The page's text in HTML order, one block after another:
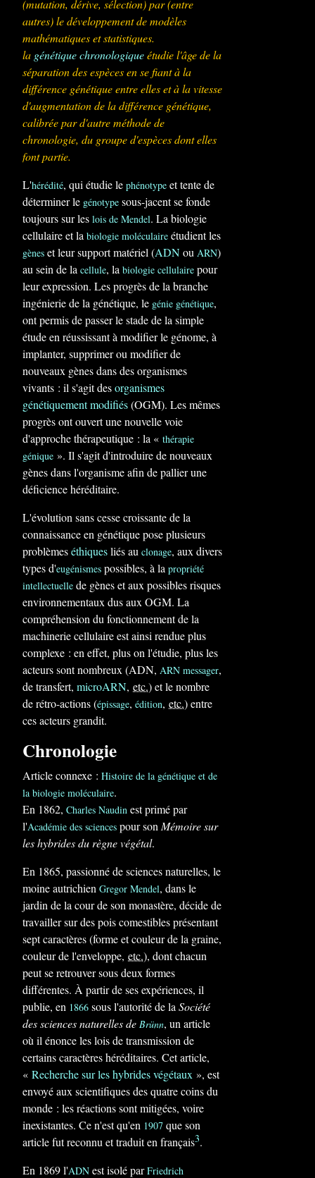
(mutation, dérive, sélection) par (entre
autres) le développement de modèles
mathématiques et statistiques.
la génétique chronologiqueétudie l'âge de la
séparation des espèces en se fiant à la
différence génétique entre elles et à la vitesse
d'augmentation de la différence génétique,
calibrée par d'autre méthode de
chronologie, du groupe d'espèces dont elles
font partie.
L'hérédité, qui étudie le phénotype et tente de
déterminer le génotype sous-jacent se fonde
toujours sur les lois de Mendel. La biologie
cellulaire et la biologie moléculaire étudient les
gènes et leur support matériel (ADNou ARN)
au sein de la cellule, la biologie cellulaire pour
leur expression. Les progrès de la branche
ingénierie de la génétique, le génie génétique,
ont permis de passer le stade de la simple
étude en réussissant à modifier le génome, à
implanter, supprimer ou modifier de
nouveaux gènes dans des organismes
vivants : il s'agit desorganismes
génétiquement modifiés(OGM). Les mêmes
progrès ont ouvert une nouvelle voie
d'approche thérapeutique : la « thérapie
génique ». Il s'agit d'introduire de nouveaux
gènes dans l'organisme afin de pallier une
déficience héréditaire.
L'évolution sans cesse croissante de la
connaissance en génétique pose plusieurs
problèmeséthiquesliés au clonage, aux divers
types d'eugénismes possibles, à la propriété
intellectuelle de gènes et aux possibles risques
environnementaux dus aux OGM. La
compréhension du fonctionnement de la
machinerie cellulaire est ainsi rendue plus
complexe : en effet, plus on l'étudie, plus les
acteurs sont nombreux (ADN, ARN messager,
de transfert, microARN, etc.) et le nombre
de rétro-actions (épissage, édition, etc.) entre
ces acteurs grandit.
Chronologie
Article connexe : Histoire de la génétique et de
la biologie moléculaire.
En 1862, Charles Naudin est primé par
l'Académie des sciences pour son Mémoire sur
les hybrides du règne végétal.
En 1865, passionné de sciences naturelles, le
moine autrichien Gregor Mendel, dans le
jardin de la cour de son monastère, décide de
travailler sur des pois comestibles présentant
sept caractères (forme et couleur de la graine,
couleur de l'enveloppe, etc.), dont chacun
peut se retrouver sous deux formes
différentes. À partir de ses expériences, il
publie, en 1866 sous l'autorité de la Société
des sciences naturelles de Brünn, un article
où il énonce les lois de transmission de
certains caractères héréditaires. Cet article,
« Recherche sur les hybrides végétaux », est
envoyé aux scientifiques des quatre coins du
monde : les réactions sont mitigées, voire
inexistantes. Ce n'est qu'en 1907 que son
article fut reconnu et traduit en français3.
En 1869 l'ADN est isolé parFriedrich